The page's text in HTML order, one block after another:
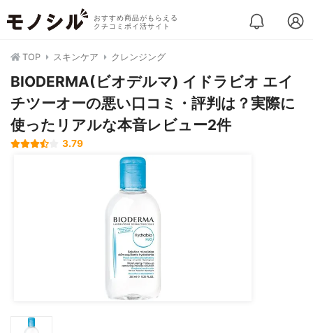
おすすめ商品がもらえる
クチコミポイ活サイト
TOP スキンケア クレンジング
BIODERMA(ビオデルマ) イドラビオ エイ
チツーオーの悪い口コミ・評判は？実際に
使ったリアルな本音レビュー2件
3.79